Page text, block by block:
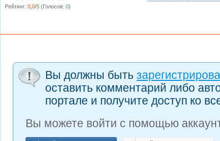
Рейтинг: 0,0/5 (Голосов: 0)
Вы должны быть
оставить комментарий либо
портале и получите доступ ко
Вы можете войти с помощью